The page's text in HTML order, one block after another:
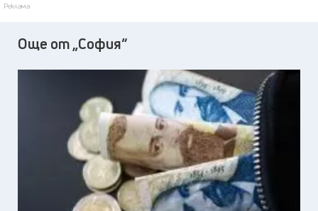
Реклама
Още от „София“